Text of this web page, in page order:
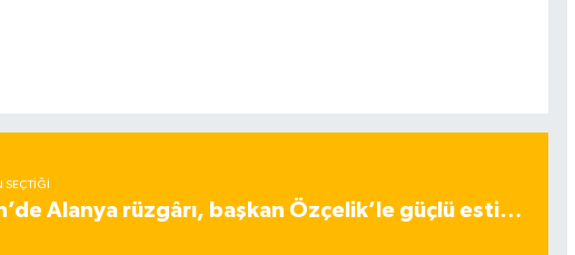
SEÇTIĞI
Alanya rüzgârı, başkan Özçelik’le güçlü esti…